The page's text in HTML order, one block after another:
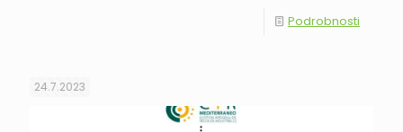
Podrobnosti
24.7.2023